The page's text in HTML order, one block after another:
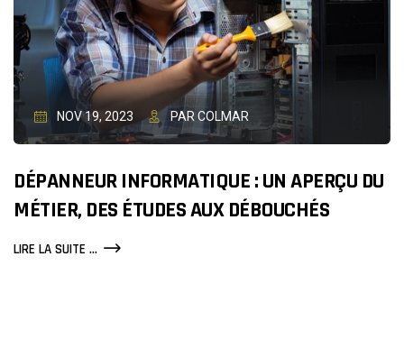
ALSACE
NOV 19, 2023 PAR COLMAR
DÉPANNEUR INFORMATIQUE : UN APERÇU DU
MÉTIER, DES ÉTUDES AUX DÉBOUCHÉS
LIRE LA SUITE ...DÉPANNEUR